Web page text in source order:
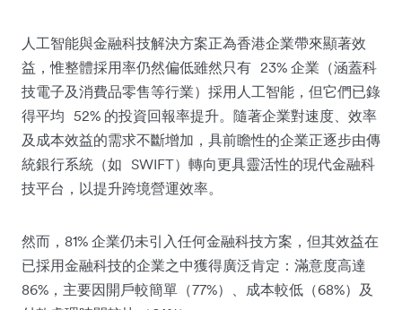
人工智能與金融科技解決方案正為香港企業帶來顯著效
益，惟整體採用率仍然偏低雖然只有 23% 企業（涵蓋科
技電子及消費品零售等行業）採用人工智能，但它們已錄
得平均 52% 的投資回報率提升。隨著企業對速度、效率
及成本效益的需求不斷增加，具前瞻性的企業正逐步由傳
統銀行系統（如 SWIFT）轉向更具靈活性的現代金融科
技平台，以提升跨境營運效率。
然而， 81% 企業仍未引入任何金融科技方案，但其效益在
已採用金融科技的企業之中獲得廣泛肯定：滿意度高達
86% ，主要因開戶較簡單（77%）、成本較低（68%）及